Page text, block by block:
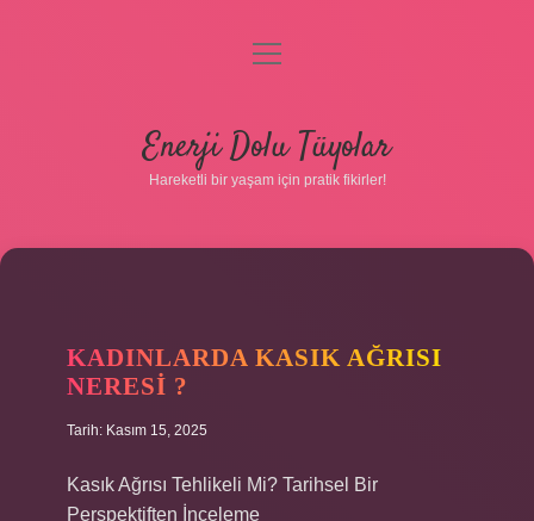
Gizlilik Politikası
Hakkımızda
menüyü
Enerji Dolu Tüyolar
Hareketli bir yaşam için pratik fikirler!
KADINLARDA KASIK AĞRISI
NERESI ?
Tarih: Kasım 15, 2025
Kasık Ağrısı Tehlikeli Mi? Tarihsel Bir
Perspektiften İnceleme